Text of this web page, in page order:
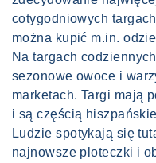
cotygodniowych
można kupić m.in.
Na targach
sezonowe owoce i
marketach. Targi mają
i są częścią
Ludzie spotykają się
najnowsze ploteczki i